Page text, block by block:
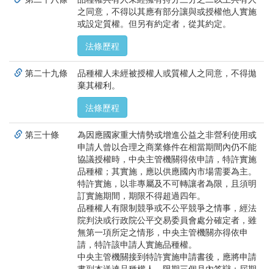
之同意，不得以其應有部分讓與或授權他人實施
或設定質權。但另有約定者，從其約定。
法條歷程
第二十九條
品種權人未經被授權人或質權人之同意，不得拋
棄其權利。
法條歷程
第三十條
為因應國家重大情勢或增進公益之非營利使用或
申請人曾以合理之商業條件在相當期間內仍不能
協議授權時，中央主管機關得依申請，特許實施
品種權；其實施，應以供應國內市場需要為主。
特許實施，以非專屬及不可轉讓者為限，且須明
訂實施期間，期限不得超過四年。
品種權人有限制競爭或不公平競爭之情事，經法
院判決或行政院公平交易委員會處分確定者，雖
無第一項所定之情形，中央主管機關亦得依申
請，特許該申請人實施品種權。
中央主管機關接到特許實施申請書後，應將申請